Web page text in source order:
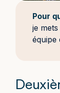
Pour
je
équipe